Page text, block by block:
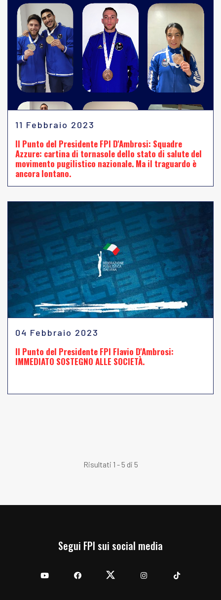
11 Febbraio 2023
Il Punto del Presidente FPI D'Ambrosi: Squadre
Azzure: cartina di tornasole dello stato di salute del
movimento pugilistico nazionale. Ma il traguardo è
ancora lontano.
04 Febbraio 2023
Il Punto del Presidente FPI Flavio D'Ambrosi:
IMMEDIATO SOSTEGNO ALLE SOCIETÀ.
Risultati 1 - 5 di 5
Segui FPI sui social media